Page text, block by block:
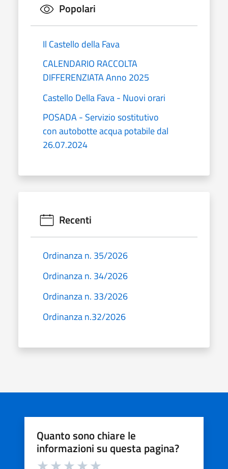
Popolari
Il Castello della Fava
CALENDARIO RACCOLTA
DIFFERENZIATA Anno 2025
Castello Della Fava - Nuovi orari
POSADA - Servizio sostitutivo
con autobotte acqua potabile dal
26.07.2024
Recenti
Ordinanza n. 35/2026
Ordinanza n. 34/2026
Ordinanza n. 33/2026
Ordinanza n.32/2026
Quanto sono chiare le
informazioni su questa pagina?
Valuta da 1 a 5 stelle la pagina